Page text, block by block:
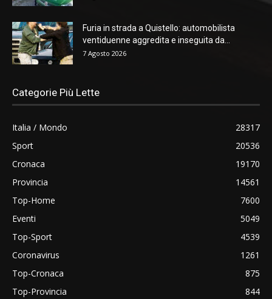
Furia in strada a Quistello: automobilista
ventiduenne aggredita e inseguita da...
7 Agosto 2026
Categorie Più Lette
Italia / Mondo
28317
Sport
20536
Cronaca
19170
Provincia
14561
Top-Home
7600
Eventi
5049
Top-Sport
4539
Coronavirus
1261
Top-Cronaca
875
Top-Provincia
844